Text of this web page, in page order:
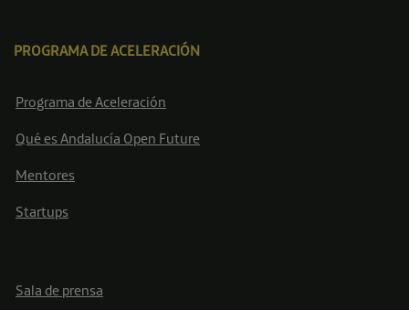
PROGRAMA DE ACELERACIÓN
Programa de Aceleración
Qué es Andalucía Open Future
Mentores
Startups
Sala de prensa